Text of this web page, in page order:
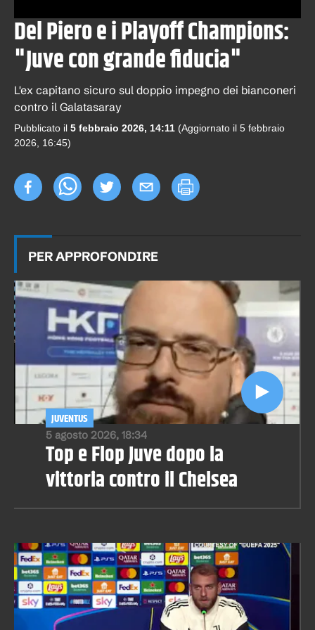
Del Piero e i Playoff Champions:
"Juve con grande fiducia"
L'ex capitano sicuro sul doppio impegno dei bianconeri
contro il Galatasaray
Pubblicato il 5 febbraio 2026, 14:11 (Aggiornato il 5 febbraio
2026, 16:45)
PER APPROFONDIRE
5 agosto 2026, 18:34
JUVENTUS
Top e Flop Juve dopo la
vittoria contro il Chelsea